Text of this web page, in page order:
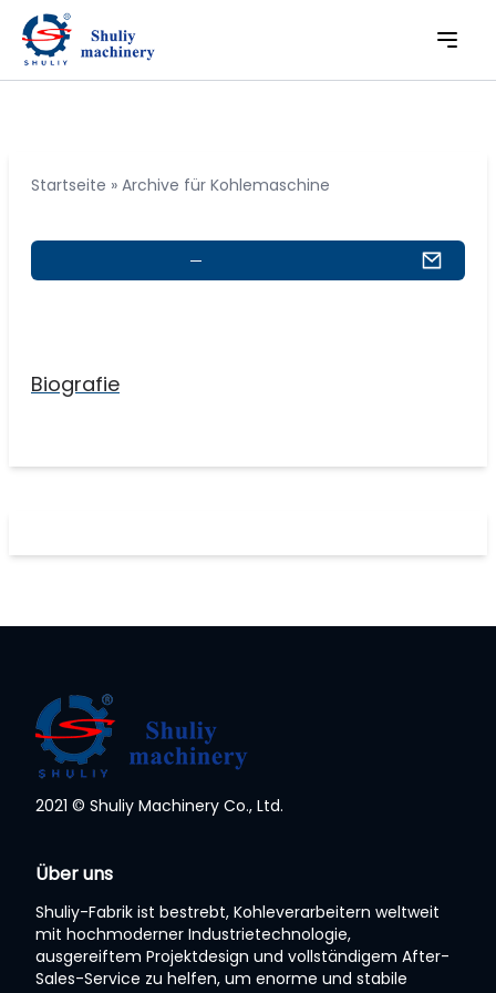
Startseite » Archive für Kohlemaschine
Biografie
2021 © Shuliy Machinery Co., Ltd.
Über uns
Shuliy-Fabrik ist bestrebt, Kohleverarbeitern weltweit
mit hochmoderner Industrietechnologie,
ausgereiftem Projektdesign und vollständigem After-
Sales-Service zu helfen, um enorme und stabile